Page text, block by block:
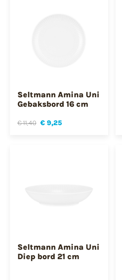
Seltmann Amina Uni
Gebaksbord 16 cm
€ 11,40 € 9,25
Seltmann Amina Uni
Diep bord 21 cm